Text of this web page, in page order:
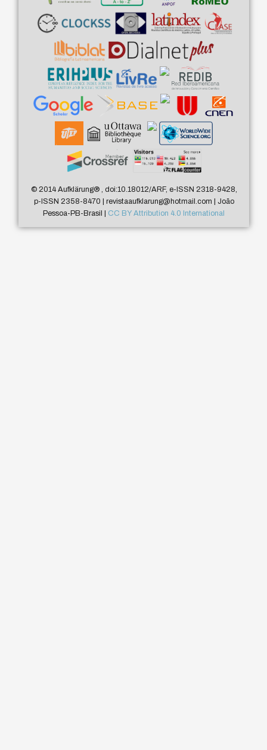
© 2014 Aufklärung®, doi:10.18012/ARF, e-ISSN 2318-9428,
p-ISSN 2358-8470 | revistaaufklarung@hotmail.com | João
Pessoa-PB-Brasil | CC BY Attribution 4.0 International